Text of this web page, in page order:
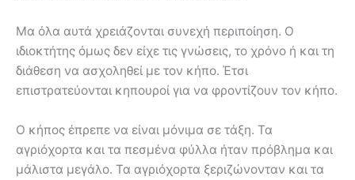
Μα όλα αυτά χρειάζονται συνεχή περιποίηση. Ο
ιδιοκτήτης όμως δεν είχε τις γνώσεις, το χρόνο ή και τη
διάθεση να ασχοληθεί με τον κήπο. Έτσι
επιστρατεύονται κηπουροί για να φροντίζουν τον κήπο.
Ο κήπος έπρεπε να είναι μόνιμα σε τάξη. Τα
αγριόχορτα και τα πεσμένα φύλλα ήταν πρόβλημα και
μάλιστα μεγάλο. Τα αγριόχορτα ξεριζώνονταν και τα